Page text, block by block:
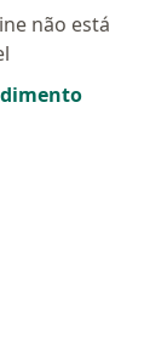
não está